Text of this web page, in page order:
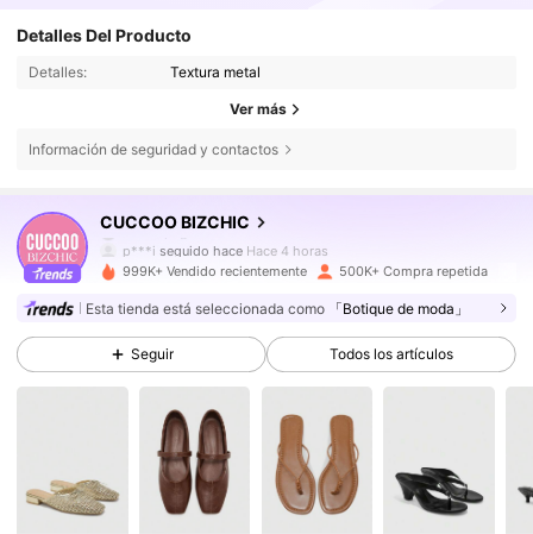
Detalles Del Producto
Detalles: Textura metal
Ver más
Información de seguridad y contactos
CUCCOO BIZCHIC
p***i seguido hace Hace 4 horas
4,85 804K Seguidores
804K Seguidores
999K+ Vendido recientemente 500K+ Compra repetida
Esta tienda está seleccionada como 「Botique de moda」
Seguir Todos los artículos